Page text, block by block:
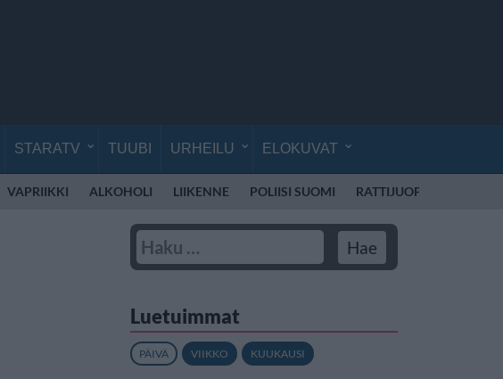
STARATV TUUBI URHEILU ELOKUVAT
VAPRIIKKI ALKOHOLI LIIKENNE POLIISI SUOMI RATTIJUOPPO
Luetuimmat
PÄIVÄ VIIKKO KUUKAUSI